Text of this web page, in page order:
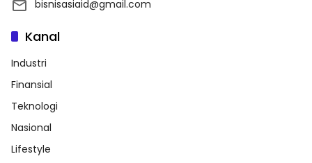
bisnisasiaid@gmail.com
Kanal
Industri
Finansial
Teknologi
Nasional
Lifestyle